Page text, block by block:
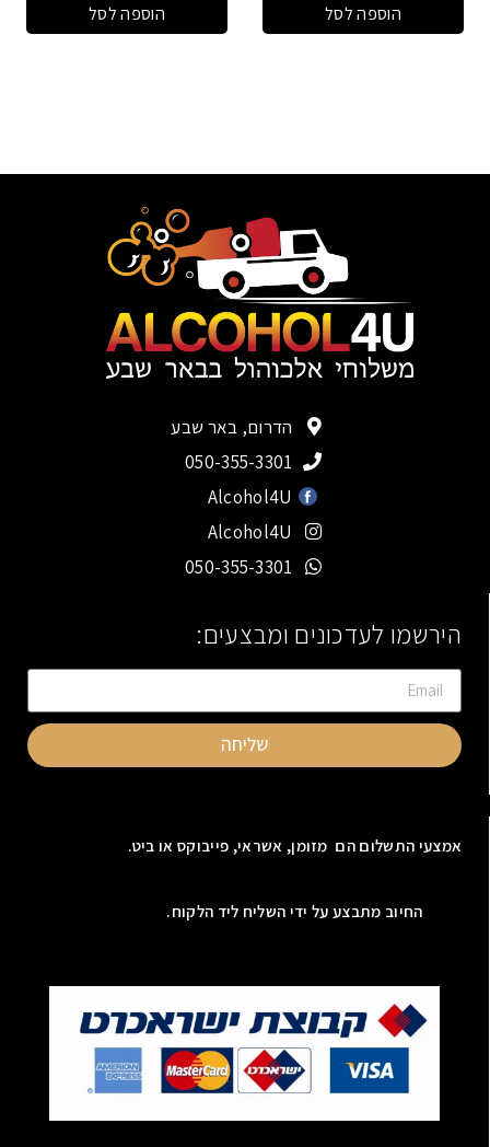
הוספה לסל הוספה לסל
הדרום, באר שבע
050-355-3301
Alcohol4U
Alcohol4U
050-355-3301
הירשמו לעדכונים ומבצעים:
שליחה
אמצעי התשלום הם מזומן, אשראי, פייבוקס או ביט.
החיוב מתבצע על ידי השליח ליד הלקוח.